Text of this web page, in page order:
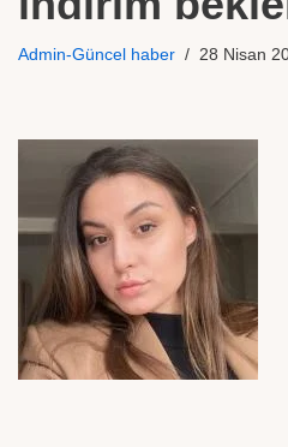
Admin-Güncel haber 28 Nisan